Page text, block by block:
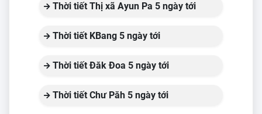
Thời tiết Thị xã Ayun Pa 5 ngày tới
Thời tiết KBang 5 ngày tới
Thời tiết Đăk Đoa 5 ngày tới
Thời tiết Chư Păh 5 ngày tới